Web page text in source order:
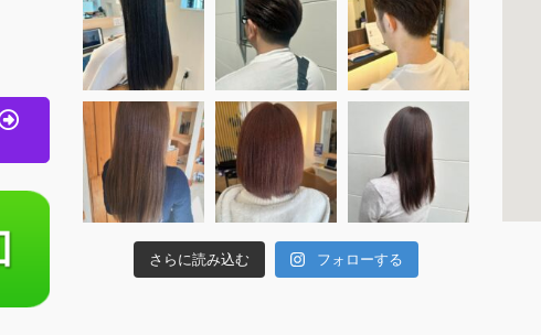
さらに読み込む フォローする